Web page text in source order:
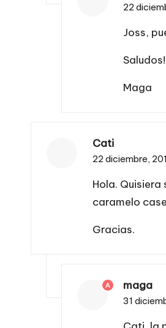
22
Joss,
Saludos!
Maga
Cati
22 diciembre,
Hola.
caramelo
Gracias.
A maga
31